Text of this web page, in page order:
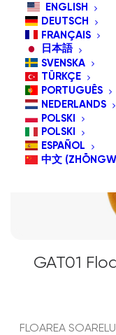
ENGLISH
DEUTSCH
FRANÇAIS
日本語
SVENSKA
TÜRKÇE
PORTUGUÊS
NEDERLANDS
POLSKI
POLSKI
ESPAÑOL
中文
GAT01
FLOAREA